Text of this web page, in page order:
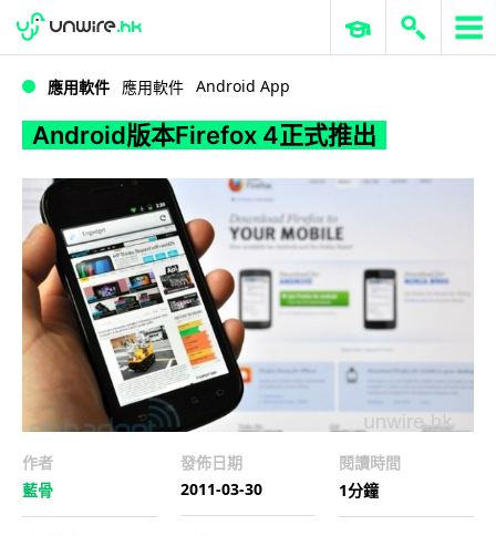
Android版本Firefox 4正式推出
WWDC 2026 ERP 與商業 AI
應用軟件 應用軟件 Android App
Android版本Firefox 4正式推出
作者
藍骨
發佈日期
2011-03-30
閱讀時間
1分鐘